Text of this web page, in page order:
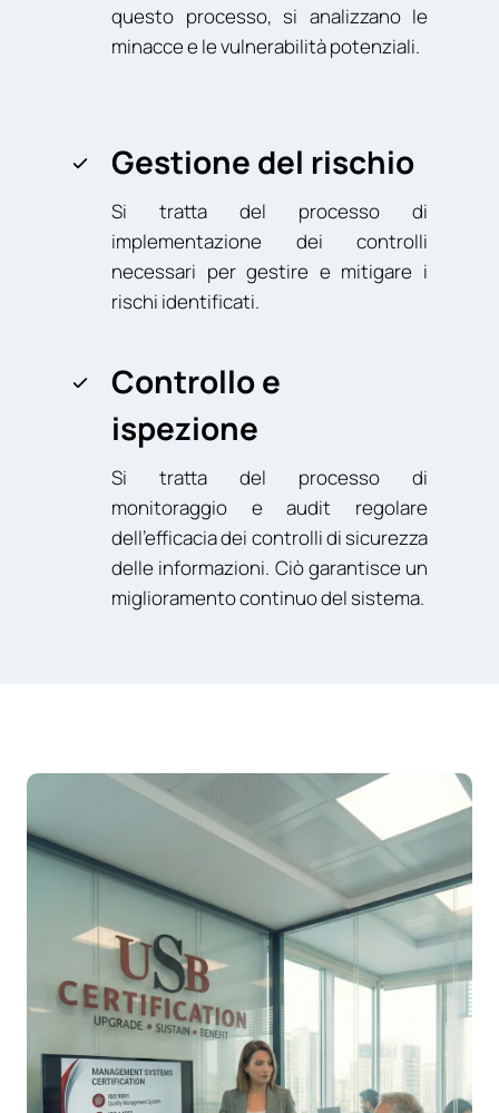
questo processo, si analizzano le
minacce e le vulnerabilità potenziali.
Gestione del rischio
Si tratta del processo di
implementazione dei controlli
necessari per gestire e mitigare i
rischi identificati.
Controllo e
ispezione
Si tratta del processo di
monitoraggio e audit regolare
dell’efficacia dei controlli di sicurezza
delle informazioni. Ciò garantisce un
miglioramento continuo del sistema.